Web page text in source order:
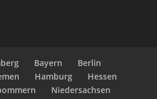
Bayern
Berlin
Hamburg
Hessen
Niedersachsen